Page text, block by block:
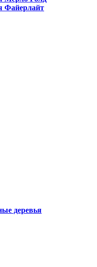
Файерлайт
деревья